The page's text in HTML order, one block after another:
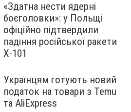
«Здатна нести ядерні
боєголовки»: у Польщі
офіційно підтвердили
падіння російської ракети
Х-101
Українцям готують новий
податок на товари з Temu
та AliExpress